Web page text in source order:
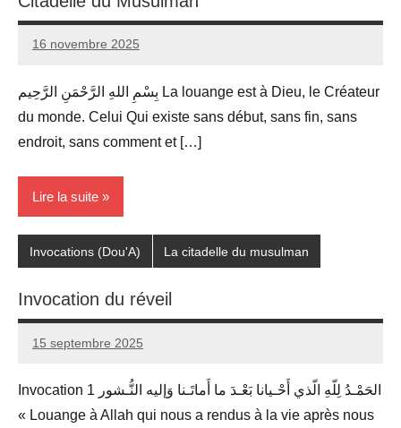
16 novembre 2025
prieres
بِسْمِ اللهِ الرَّحْمَنِ الرَّحِيم La louange est à Dieu, le Créateur
du monde. Celui Qui existe sans début, sans fin, sans
endroit, sans comment et […]
Lire la suite
Invocations (Dou'A) La citadelle du musulman
Invocation du réveil
15 septembre 2025
prieres
Invocation 1 الحَمْـدُ لِلّهِ الّذي أَحْـيانا بَعْـدَ ما أَماتَـنا وَإليه النُّـشور
« Louange à Allah qui nous a rendus à la vie après nous